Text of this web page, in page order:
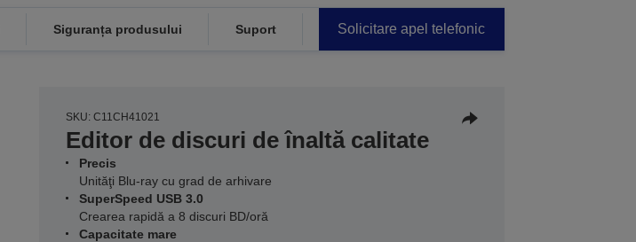
Siguranța produsului Suport Solicitare apel telefonic
SKU: C11CH41021
Editor de discuri de înaltă calitate
Precis
Unităţi Blu-ray cu grad de arhivare
SuperSpeed USB 3.0
Crearea rapidă a 8 discuri BD/oră
Capacitate mare